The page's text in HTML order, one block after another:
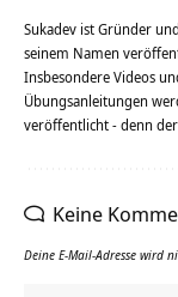
Sukadev ist Gründer
seinem Namen
Insbesondere Videos
Übungsanleitungen
veröffentlicht - denn
Keine
Deine E-Mail-Adresse wird